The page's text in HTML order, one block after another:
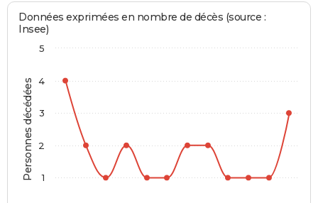
Personnes décédées
Données exprimées en nombre de décès (source :
Insee)
1
2
3
4
5